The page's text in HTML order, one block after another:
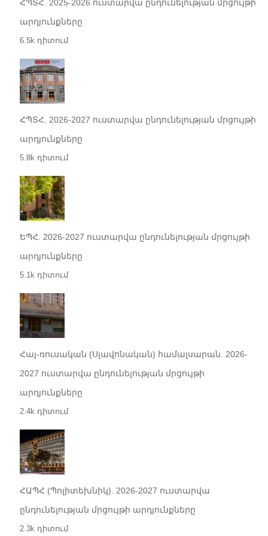
ՀՊՏՀ. 2025-2026 ուստարվա ընդունելության մրցույթի
արդյունքները
6.5k դիտում
ՀՊՏՀ. 2026-2027 ուստարվա ընդունելության մրցույթի
արդյունքները
5.8k դիտում
ԵՊՀ. 2026-2027 ուստարվա ընդունելության մրցույթի
արդյունքները
5.1k դիտում
Հայ-ռուսական (Սլավոնական) համալսարան. 2026-
2027 ուստարվա ընդունելության մրցույթի
արդյունքները
2.4k դիտում
ՀԱՊՀ (Պոլիտեխնիկ). 2026-2027 ուստարվա
ընդունելության մրցույթի արդյունքները
2.3k դիտում